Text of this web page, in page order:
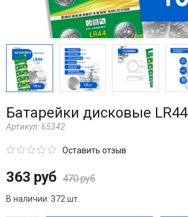
Батарейки дисковые LR44
Артикул: 65342
Оставить отзыв
363 руб 470 руб
В наличии: 372 шт.